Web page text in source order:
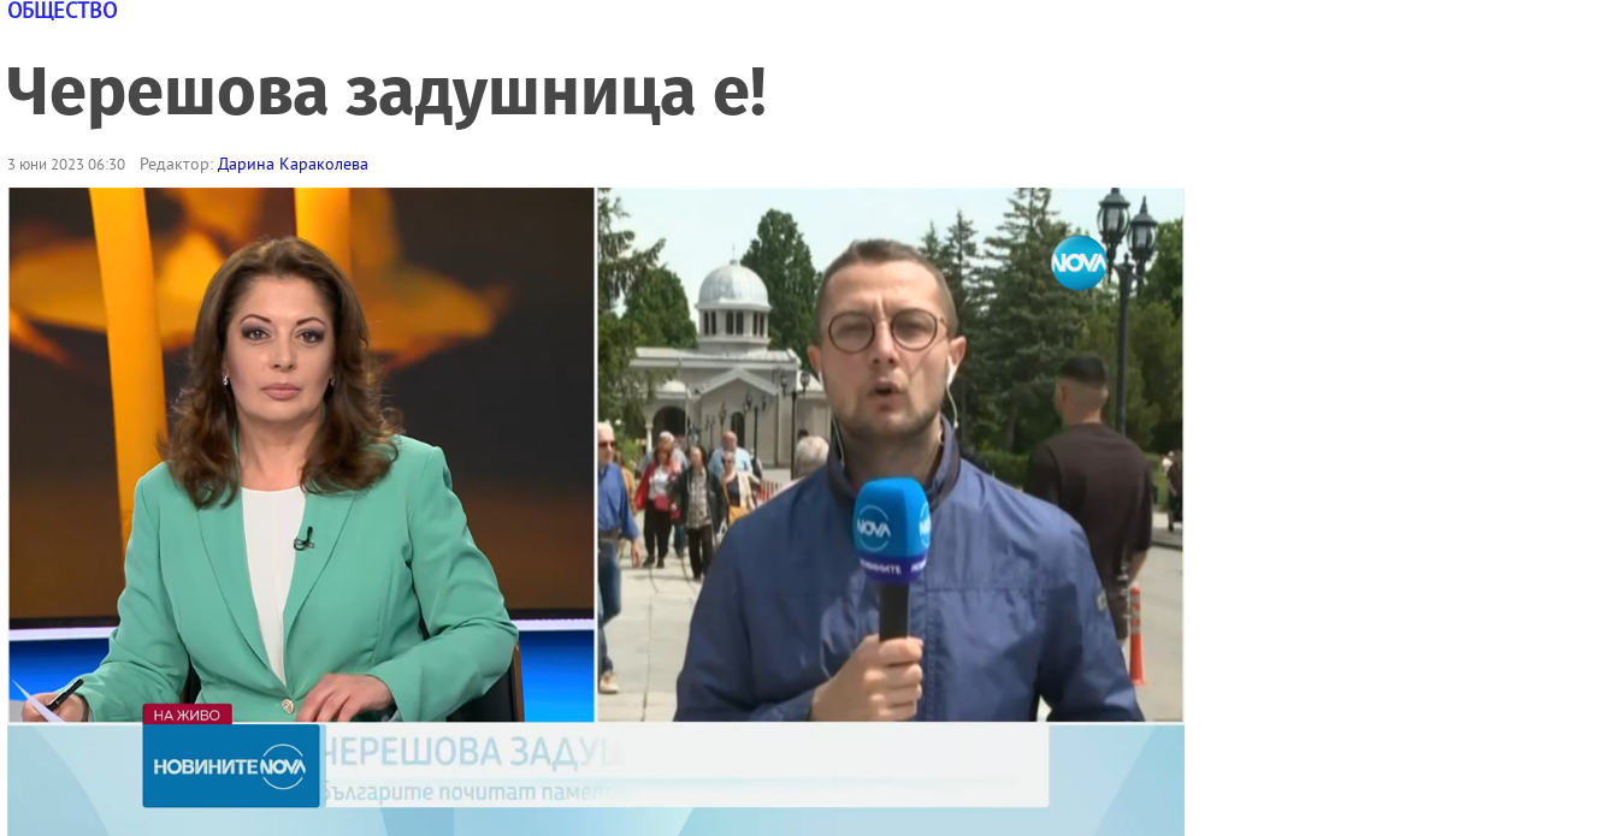
ОБЩЕСТВО
Черешова задушница е!
3 юни 2023 06:30 Редактор: Дарина Караколева